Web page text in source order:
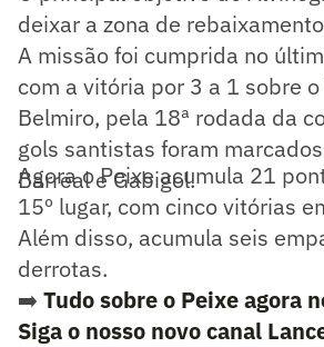
deixar a zona de
A missão foi cumprida no
com a vitória por 3 a 1 sobre o
Belmiro, pela 18ª rodada da
gols santistas foram
Barreal e Gabigol.
Agora o Peixe acumula 21
15º lugar, com cinco vitórias
Além disso, acumula seis
derrotas.
➡️ Tudo sobre o Peixe agora
Siga o nosso novo canal